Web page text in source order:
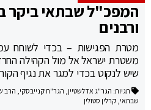
המפכ"ל שבתאי ביקר
ורבנים
מטרת הפגישות – בכדי לשוחח
משטרת ישראל אל מול הקהילה
שיש לנקוט בכדי למגר את נגיף
תגיות: הגר"ג אדלשטיין, הגר"ח קנייבסקי, הרב
שבתאי, קרלין סטולין